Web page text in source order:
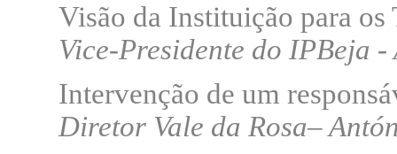
Visão da Instituição para os
Vice-Presidente do IPBeja
Intervenção de um
Diretor Vale da Rosa–